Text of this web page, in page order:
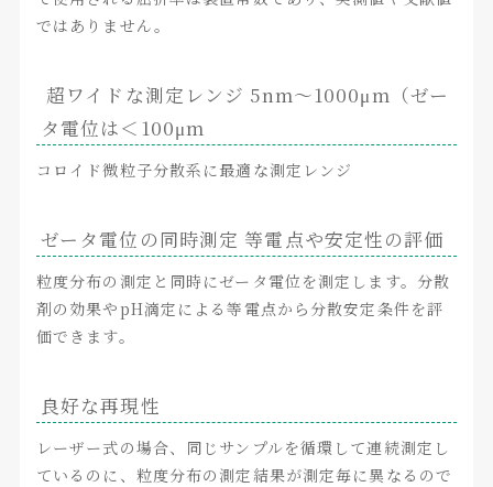
ではありません。
超ワイドな測定レンジ 5nm～1000μm（ゼー
タ電位は＜100μm
コロイド微粒子分散系に最適な測定レンジ
ゼータ電位の同時測定 等電点や安定性の評価
粒度分布の測定と同時にゼータ電位を測定します。分散
剤の効果やpH滴定による等電点から分散安定条件を評
価できます。
良好な再現性
レーザー式の場合、同じサンプルを循環して連続測定し
ているのに、粒度分布の測定結果が測定毎に異なるので